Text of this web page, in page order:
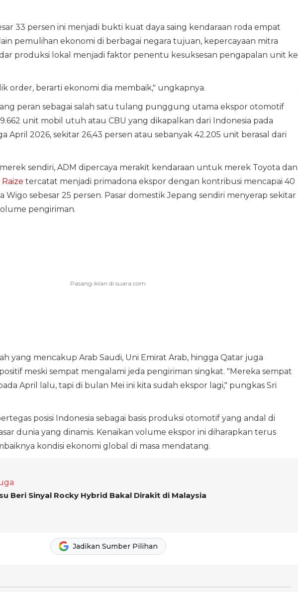
33 persen ini menjadi bukti kuat daya saing kendaraan roda empat
pemulihan ekonomi di berbagai negara tujuan, kepercayaan mitra
produksi lokal menjadi faktor penentu kesuksesan pengapalan unit ke
order, berarti ekonomi dia membaik," ungkapnya.
peran sebagai salah satu tulang punggung utama ekspor otomotif
unit mobil utuh atau CBU yang dikapalkan dari Indonesia pada
April 2026, sekitar 26,43 persen atau sebanyak 42.205 unit berasal dari
sendiri, ADM dipercaya merakit kendaraan untuk merek Toyota dan
tercatat menjadi primadona ekspor dengan kontribusi mencapai 40
Wigo sebesar 25 persen. Pasar domestik Jepang sendiri menyerap sekitar
pengiriman.
yang mencakup Arab Saudi, Uni Emirat Arab, hingga Qatar juga
meski sempat mengalami jeda pengiriman singkat. "Mereka sempat
April lalu, tapi di bulan Mei ini kita sudah ekspor lagi," pungkas Sri
posisi Indonesia sebagai basis produksi otomotif yang andal di
dunia yang dinamis. Kenaikan volume ekspor ini diharapkan terus
kondisi ekonomi global di masa mendatang.
Beri Sinyal Rocky Hybrid Bakal Dirakit di Malaysia
Jadikan Sumber Pilihan